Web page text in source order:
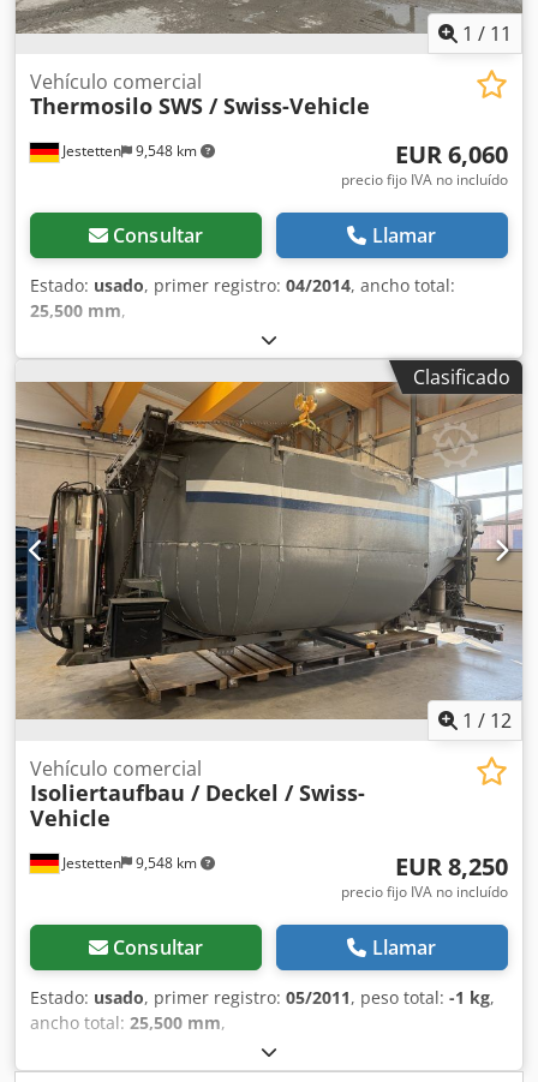
1 / 11
Jestetten 9,548 km
Vehículo comercial
Thermosilo SWS / Swiss-Vehicle
EUR 6,060
precio fijo IVA no incluído
Consultar Llamar
Estado: usado, primer registro: 04/2014, ancho total:
25,500 mm,
Clasificado
1 / 12
Jestetten 9,548 km
Vehículo comercial
Isoliertaufbau / Deckel / Swiss-
Vehicle
EUR 8,250
precio fijo IVA no incluído
Consultar Llamar
Estado: usado, primer registro: 05/2011, peso total: -1 kg,
ancho total: 25,500 mm,